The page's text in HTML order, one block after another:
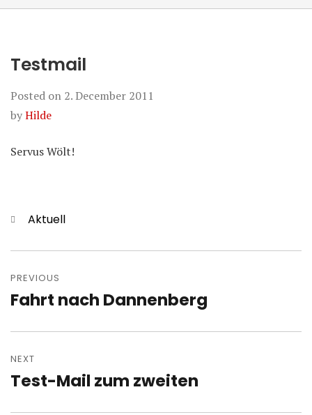
Testmail
Posted on 2. December 2011
byHilde
Servus Wölt!
Categories
Aktuell
navigation
PREVIOUS
Previous
Fahrt nach Dannenberg
NEXT
Next
Test-Mail zum zweiten